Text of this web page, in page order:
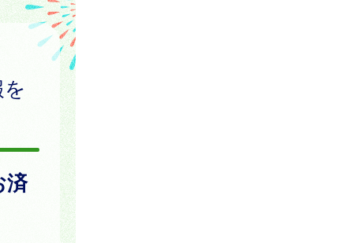
済